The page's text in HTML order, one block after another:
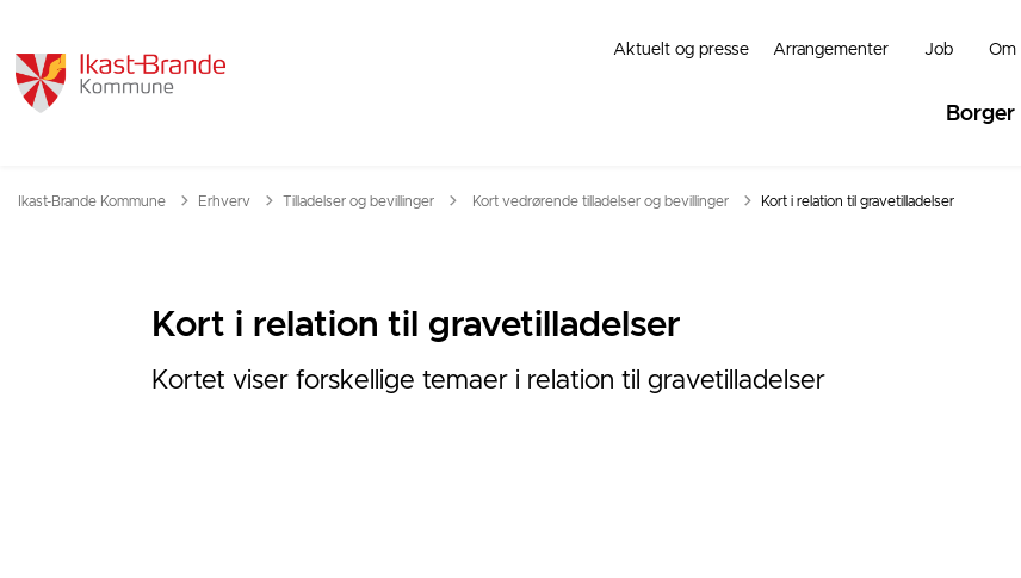
Aktuelt og presse Arrangementer Job Om
Borger
Ikast-Brande Kommune Erhverv Tilladelser og bevillinger
Tilbage til
Kort vedrørende tilladelser og bevillinger Kort i relation til gravetilladelser
Kort i relation til gravetilladelser
Kortet viser forskellige temaer i relation til gravetilladelser